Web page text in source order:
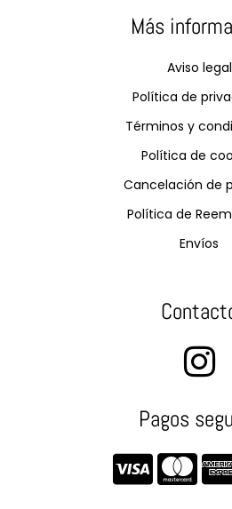
Más
Aviso legal
Política de
Términos y
Política de
Cancelación de
Política de
Envíos
Pagos